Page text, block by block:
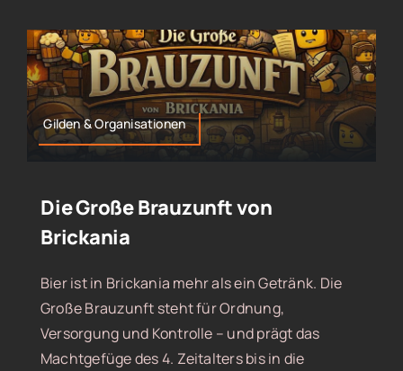
Gilden & Organisationen
Die Große Brauzunft von
Brickania
Bier ist in Brickania mehr als ein Getränk. Die
Große Brauzunft steht für Ordnung,
Versorgung und Kontrolle – und prägt das
Machtgefüge des 4. Zeitalters bis in die